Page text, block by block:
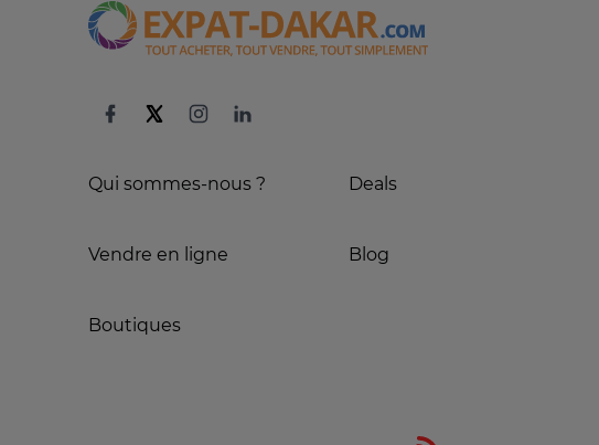
Qui sommes-nous ?
Vendre en ligne
Boutiques
Deals
Blog